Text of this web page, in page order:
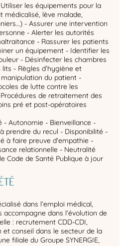
les équipements pour la
médicalisé, lève malade,
- Assurer une intervention
- Alerter les autorités
- Rassurer les patients
un équipement - Identifier les
- Désinfecter les chambres
- Règles d’hygiène et
manipulation du patient -
de lutte contre les
de retraitement des
pré et post-opératoires
- Autonomie - Bienveillance -
prendre du recul - Disponibilité -
à faire preuve d'empathie -
relationnelle - Neutralité
Code de Santé Publique à jour
dans l’emploi médical,
dans l’évolution de
: recrutement CDD-CDI,
conseil dans le secteur de la
filiale du Groupe SYNERGIE,